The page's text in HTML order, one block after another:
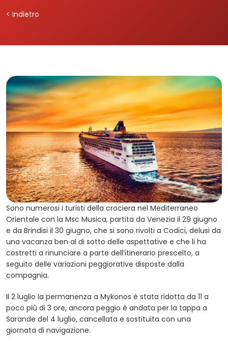
< Indietro
Sono numerosi i turisti della crociera nel Mediterraneo
Orientale con la Msc Musica, partita da Venezia il 29 giugno
e da Brindisi il 30 giugno, che si sono rivolti a Codici, delusi da
una vacanza ben al di sotto delle aspettative e che li ha
costretti a rinunciare a parte dell’itinerario prescelto, a
seguito delle variazioni peggiorative disposte dalla
compagnia.
Il 2 luglio la permanenza a Mykonos è stata ridotta da 11 a
poco più di 3 ore, ancora peggio è andata per la tappa a
Sarande del 4 luglio, cancellata e sostituita con una
giornata di navigazione.